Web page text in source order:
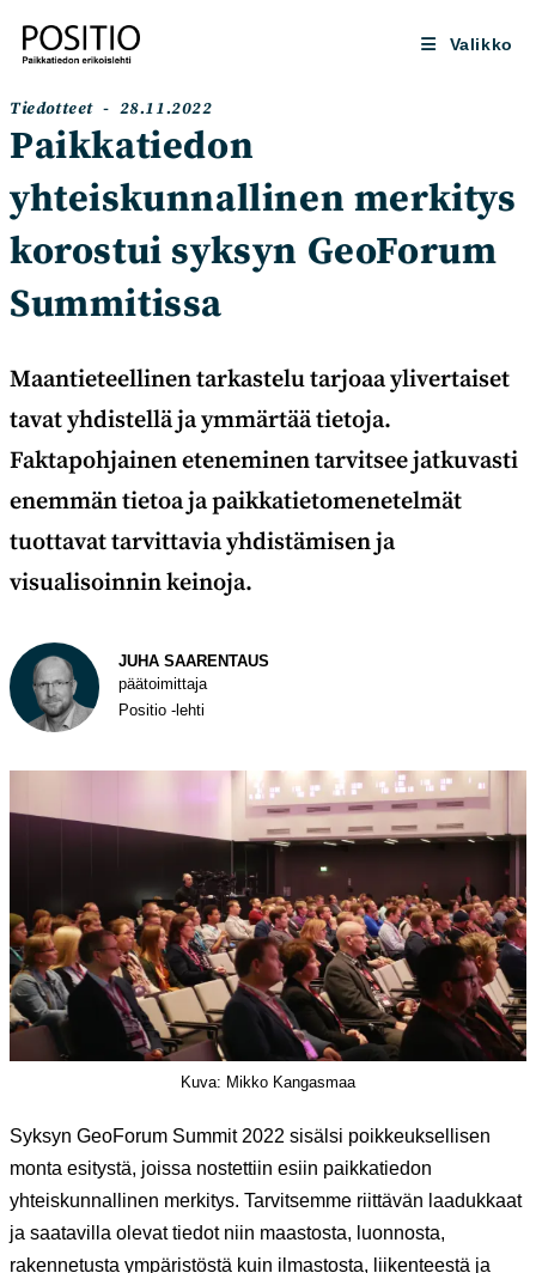
suoraan
sisältöön
Valikko
Artikkelin
kategoria:
Tiedotteet
Artikkeli
julkaistu:
28.11.2022
Paikkatiedon
yhteiskunnallinen merkitys
korostui syksyn GeoForum
Summitissa
Maantieteellinen tarkastelu tarjoaa ylivertaiset
tavat yhdistellä ja ymmärtää tietoja.
Faktapohjainen eteneminen tarvitsee jatkuvasti
enemmän tietoa ja paikkatietomenetelmät
tuottavat tarvittavia yhdistämisen ja
visualisoinnin keinoja.
Kirjoittaja
JUHA SAARENTAUS
päätoimittaja
Positio -lehti
Kuva: Mikko Kangasmaa
Syksyn GeoForum Summit 2022 sisälsi poikkeuksellisen
monta esitystä, joissa nostettiin esiin paikkatiedon
yhteiskunnallinen merkitys. Tarvitsemme riittävän laadukkaat
ja saatavilla olevat tiedot niin maastosta, luonnosta,
rakennetusta ympäristöstä kuin ilmastosta, liikenteestä ja